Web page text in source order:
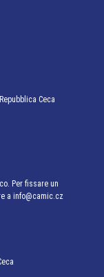
Ceca
Per fissare un
a info@camic.cz